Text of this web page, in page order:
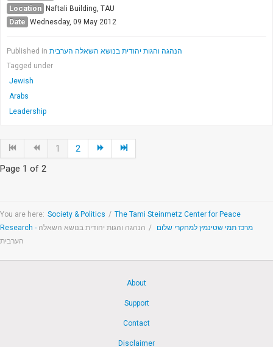
Location Naftali Building, TAU
Date Wednesday, 09 May 2012
Published in הנהגה והגות יהודית בנושא השאלה הערבית
Tagged under
Jewish
Arabs
Leadership
1
2
Page 1 of 2
You are here: Society & Politics / The Tami Steinmetz Center for Peace
Research - מרכז תמי שטינמץ למחקרי שלום
/ הנהגה והגות יהודית בנושא השאלה
הערבית
About
Support
Contact
Disclaimer